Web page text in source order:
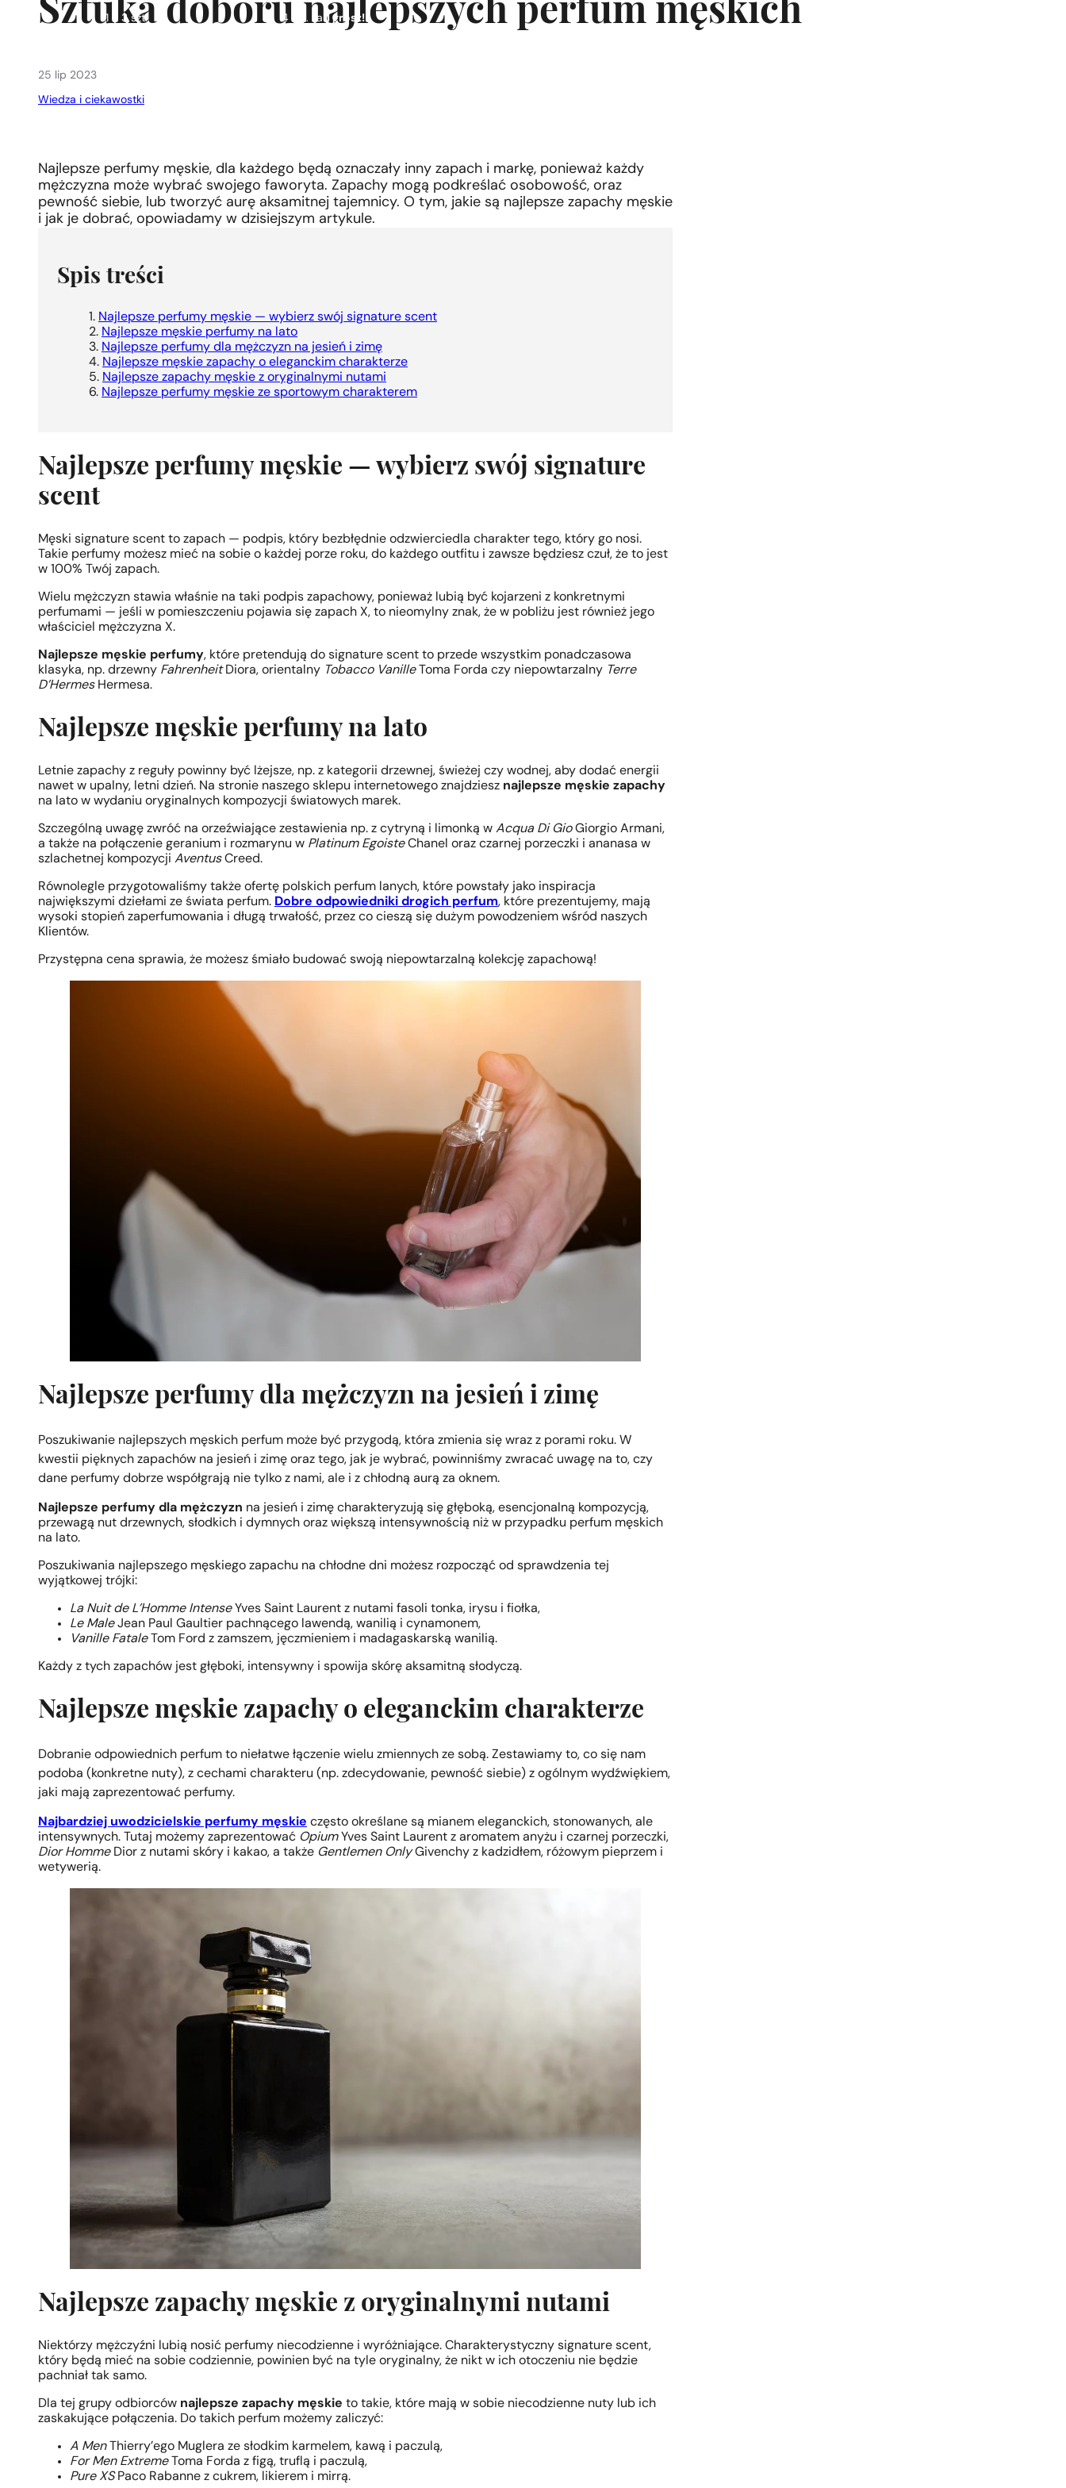
1 - 3 szt. 4 szt. za1 grosz!
Sztuka doboru najlepszych perfum męskich
25 lip 2023
Wiedza i ciekawostki
Najlepsze perfumy męskie, dla każdego będą oznaczały inny zapach i markę, ponieważ każdy
mężczyzna może wybrać swojego faworyta. Zapachy mogą podkreślać osobowość, oraz
pewność siebie, lub tworzyć aurę aksamitnej tajemnicy. O tym, jakie są najlepsze zapachy męskie
i jak je dobrać, opowiadamy w dzisiejszym artykule.
Spis treści
Najlepsze perfumy męskie — wybierz swój signature scent
Najlepsze męskie perfumy na lato
Najlepsze perfumy dla mężczyzn na jesień i zimę
Najlepsze męskie zapachy o eleganckim charakterze
Najlepsze zapachy męskie z oryginalnymi nutami
Najlepsze perfumy męskie ze sportowym charakterem
Najlepsze perfumy męskie — wybierz swój signature
scent
Męski signature scent to zapach — podpis, który bezbłędnie odzwierciedla charakter tego, który go nosi.
Takie perfumy możesz mieć na sobie o każdej porze roku, do każdego outfitu i zawsze będziesz czuł, że to jest
w 100% Twój zapach.
Wielu mężczyzn stawia właśnie na taki podpis zapachowy, ponieważ lubią być kojarzeni z konkretnymi
perfumami — jeśli w pomieszczeniu pojawia się zapach X, to nieomylny znak, że w pobliżu jest również jego
właściciel mężczyzna X.
Najlepsze męskie perfumy, które pretendują do signature scent to przede wszystkim ponadczasowa
klasyka, np. drzewny FahrenheitDiora, orientalny Tobacco Vanille Toma Forda czy niepowtarzalny Terre
D’HermesHermesa.
Najlepsze męskie perfumy na lato
Letnie zapachy z reguły powinny być lżejsze, np. z kategorii drzewnej, świeżej czy wodnej, aby dodać energii
nawet w upalny, letni dzień. Na stronie naszego sklepu internetowego znajdziesz najlepsze męskie zapachy
na lato w wydaniu oryginalnych kompozycji światowych marek.
Szczególną uwagę zwróć na orzeźwiające zestawienia np. z cytryną i limonką w Acqua Di GioGiorgio Armani,
a także na połączenie geranium i rozmarynu w Platinum EgoisteChanel oraz czarnej porzeczki i ananasa w
szlachetnej kompozycji AventusCreed.
Równolegle przygotowaliśmy także ofertę polskich perfum lanych, które powstały jako inspiracja
największymi dziełami ze świata perfum. Dobre odpowiedniki drogich perfum, które prezentujemy, mają
wysoki stopień zaperfumowania i długą trwałość, przez co cieszą się dużym powodzeniem wśród naszych
Klientów.
Przystępna cena sprawia, że możesz śmiało budować swoją niepowtarzalną kolekcję zapachową!
Najlepsze perfumy dla mężczyzn na jesień i zimę
Poszukiwanie najlepszych męskich perfum może być przygodą, która zmienia się wraz z porami roku. W
kwestii pięknych zapachów na jesień i zimę oraz tego, jak je wybrać, powinniśmy zwracać uwagę na to, czy
dane perfumy dobrze współgrają nie tylko z nami, ale i z chłodną aurą za oknem.
Najlepsze perfumy dla mężczyzn na jesień i zimę charakteryzują się głęboką, esencjonalną kompozycją,
przewagą nut drzewnych, słodkich i dymnych oraz większą intensywnością niż w przypadku perfum męskich
na lato.
Poszukiwania najlepszego męskiego zapachu na chłodne dni możesz rozpocząć od sprawdzenia tej
wyjątkowej trójki:
La Nuit de L’Homme IntenseYves Saint Laurent z nutami fasoli tonka, irysu i fiołka,
Le MaleJean Paul Gaultier pachnącego lawendą, wanilią i cynamonem,
Vanille FataleTom Ford z zamszem, jęczmieniem i madagaskarską wanilią.
Każdy z tych zapachów jest głęboki, intensywny i spowija skórę aksamitną słodyczą.
Najlepsze męskie zapachy o eleganckim charakterze
Dobranie odpowiednich perfum to niełatwe łączenie wielu zmiennych ze sobą. Zestawiamy to, co się nam
podoba (konkretne nuty), z cechami charakteru (np. zdecydowanie, pewność siebie) z ogólnym wydźwiękiem,
jaki mają zaprezentować perfumy.
Najbardziej uwodzicielskie perfumy męskie często określane są mianem eleganckich, stonowanych, ale
intensywnych. Tutaj możemy zaprezentować Opium Yves Saint Laurent z aromatem anyżu i czarnej porzeczki,
Dior HommeDior z nutami skóry i kakao, a także Gentlemen OnlyGivenchy z kadzidłem, różowym pieprzem i
wetywerią.
Najlepsze zapachy męskie z oryginalnymi nutami
Niektórzy mężczyźni lubią nosić perfumy niecodzienne i wyróżniające. Charakterystyczny signature scent,
który będą mieć na sobie codziennie, powinien być na tyle oryginalny, że nikt w ich otoczeniu nie będzie
pachniał tak samo.
Dla tej grupy odbiorców najlepsze zapachy męskie to takie, które mają w sobie niecodzienne nuty lub ich
zaskakujące połączenia. Do takich perfum możemy zaliczyć:
A MenThierry’ego Muglera ze słodkim karmelem, kawą i paczulą,
For Men ExtremeToma Forda z figą, truflą i paczulą,
Pure XSPaco Rabanne z cukrem, likierem i mirrą.